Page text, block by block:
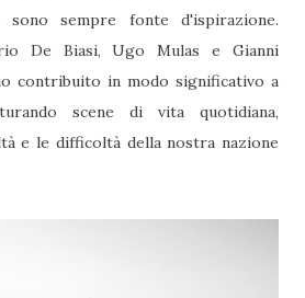
sono sempre fonte d'ispirazione.
De Biasi, Ugo Mulas e Gianni
contribuito in modo significativo a
scene di vita quotidiana,
e le difficoltà della nostra nazione